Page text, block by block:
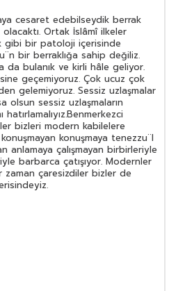
cesaret edebilseydik berrak
Ortak İslâmî ilkeler
gibi bir patoloji içerisinde
bir berraklığa sahip değiliz.
da bulanık ve kirli hâle geliyor.
geçemiyoruz. Çok ucuz çok
gelemiyoruz. Sessiz uzlaşmalar
olsun sessiz uzlaşmaların
bizleri modern kabilelere
konuşmaya tenezzu¨l
anlamaya çalışmayan birbirleriyle
barbarca çatışıyor. Modernler
zaman çaresizdiler bizler de